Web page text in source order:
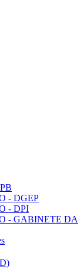
- DGEP
- DPI
- GABINETE DA